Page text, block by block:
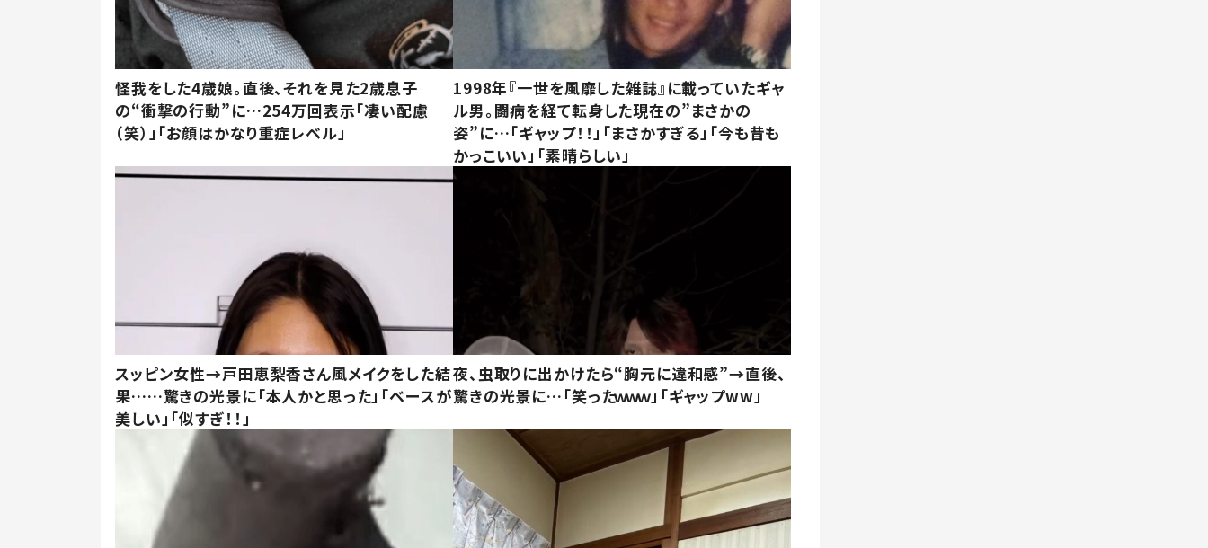
怪我をした4歳娘。直後、それを見た2歳息子
の“衝撃の行動”に…254万回表示「凄い配慮
（笑）」「お顔はかなり重症レベル」
1998年『一世を風靡した雑誌』に載っていたギャ
ル男。闘病を経て転身した現在の”まさかの
姿”に…「ギャップ！！」「まさかすぎる」「今も昔も
かっこいい」「素晴らしい」
スッピン女性→戸田恵梨香さん風メイクをした結
果……驚きの光景に「本人かと思った」「ベースが
美しい」「似すぎ！！」
夜、虫取りに出かけたら“胸元に違和感”→直後、
驚きの光景に…「笑ったｗｗｗ」「ギャップww」